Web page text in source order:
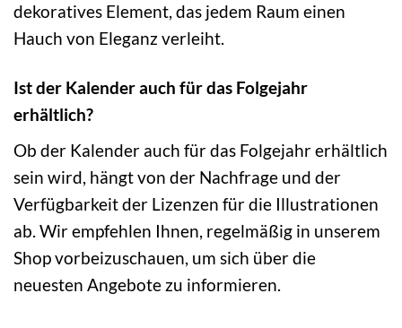
dekoratives Element, das jedem Raum einen
Hauch von Eleganz verleiht.
Ist der Kalender auch für das Folgejahr
erhältlich?
Ob der Kalender auch für das Folgejahr erhältlich
sein wird, hängt von der Nachfrage und der
Verfügbarkeit der Lizenzen für die Illustrationen
ab. Wir empfehlen Ihnen, regelmäßig in unserem
Shop vorbeizuschauen, um sich über die
neuesten Angebote zu informieren.